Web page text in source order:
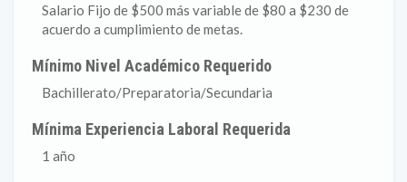
Salario Fijo de $500 más variable de $80 a $230 de
acuerdo a cumplimiento de metas.
Mínimo Nivel Académico Requerido
Bachillerato/Preparatoria/Secundaria
Mínima Experiencia Laboral Requerida
1 año